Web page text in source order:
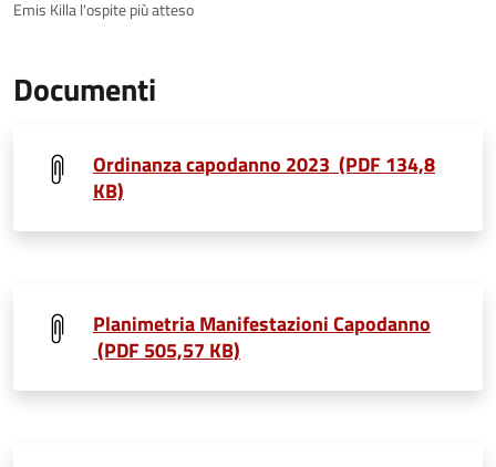
Emis Killa l'ospite più atteso
Documenti
Ordinanza capodanno 2023 (PDF 134,8
KB)
Planimetria Manifestazioni Capodanno
(PDF 505,57 KB)